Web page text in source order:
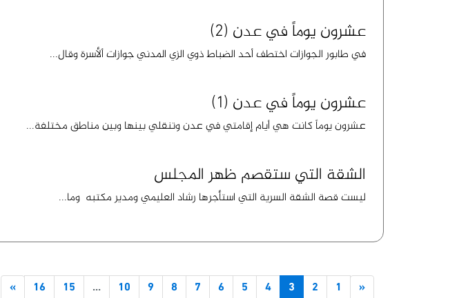
عشرون يوماً في عدن (2)
في طابور الجوازات اختطف أحد الضباط ذوي الزي المدني جوازات ألأسرة وقال...
عشرون يوماً في عدن (1)
عشرون يوماً كانت هي أيام إقامتي في عدن وتنقلي بينها وبين مناطق مختلفة...
الشقة التي ستقصم ظهر المجلس
ليست قصة الشقة السرية التي استأجرها رشاد العليمي ومدير مكتبه وما...
«
1
2
3
4
5
6
7
8
9
10
...
15
16
»